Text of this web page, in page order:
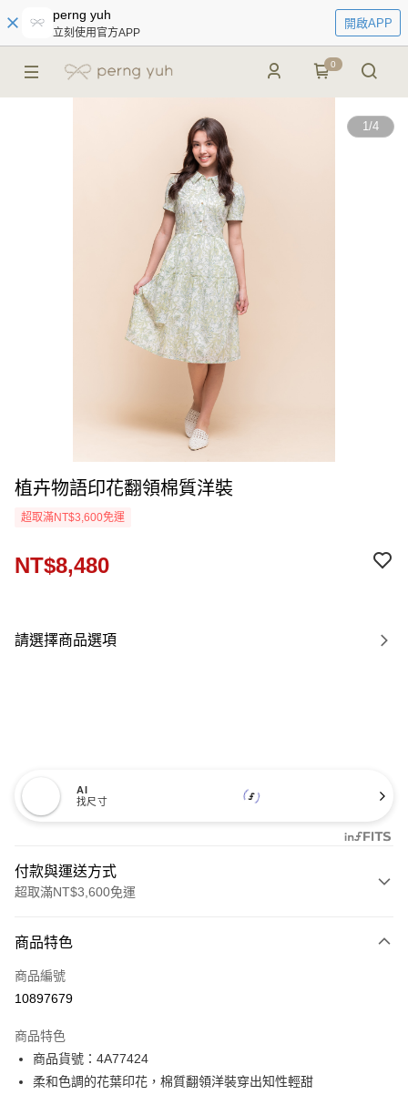
perng yuh
立刻使用官方APP
開啟APP
0
1/4
植卉物語印花翻領棉質洋裝
超取滿NT$3,600免運
NT$8,480
請選擇商品選項
AI
找尺寸
付款與運送方式
超取滿NT$3,600免運
信用卡一次付款
信用卡分期付款
合作金庫商業銀行
華南商業銀行
上海商業儲蓄銀行
台北富邦商業銀行
超商取貨付款
LINE Pay
商品特色
商品編號
10897679
商品特色
商品貨號：4A77424
柔和色調的花葉印花，棉質翻領洋裝穿出知性輕甜